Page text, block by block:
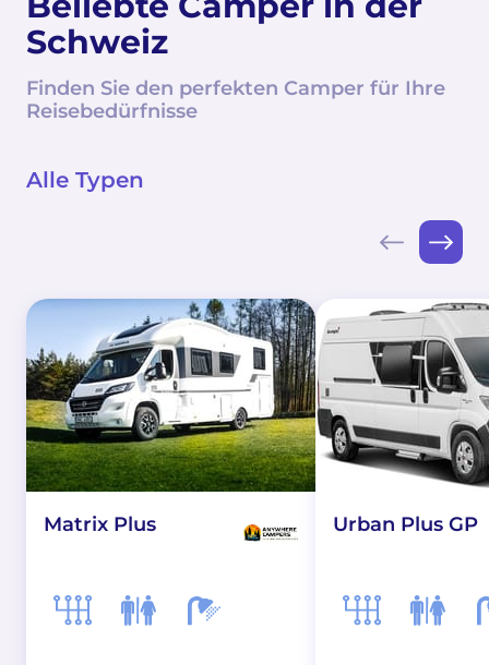
Schweiz
Finden Sie den perfekten Camper für Ihre
Reisebedürfnisse
Alle Typen
Matrix Plus Urban Plus GP